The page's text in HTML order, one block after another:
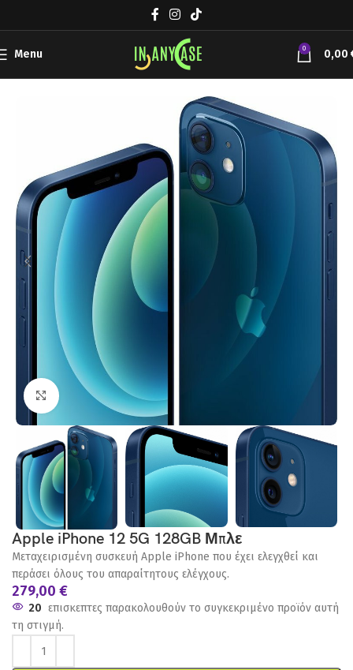
Menu 0 0,00
Συσκευές Κινητής Apple iPhone
Click to enlarge
Apple iPhone 12 5G 128GB Μπλε
Μεταχειρισμένη συσκευή Apple iPhone που έχει ελεγχθεί και
περάσει όλους του απαραίτητους ελέγχους.
279,00 €
20 επισκεπτες παρακολουθούν το συγκεκριμένο προϊόν αυτή
τη στιγμή.